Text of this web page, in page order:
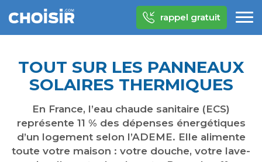
rappel gratuit
TOUT SUR LES PANNEAUX
SOLAIRES THERMIQUES
En France, l’eau chaude sanitaire (ECS)
représente 11 % des dépenses énergétiques
d’un logement selon l’ADEME. Elle alimente
toute votre maison : votre douche, votre lave-